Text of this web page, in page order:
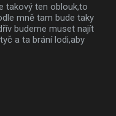
takový ten oblouk,to
mně tam bude taky
budeme muset najít
a ta brání lodi,aby